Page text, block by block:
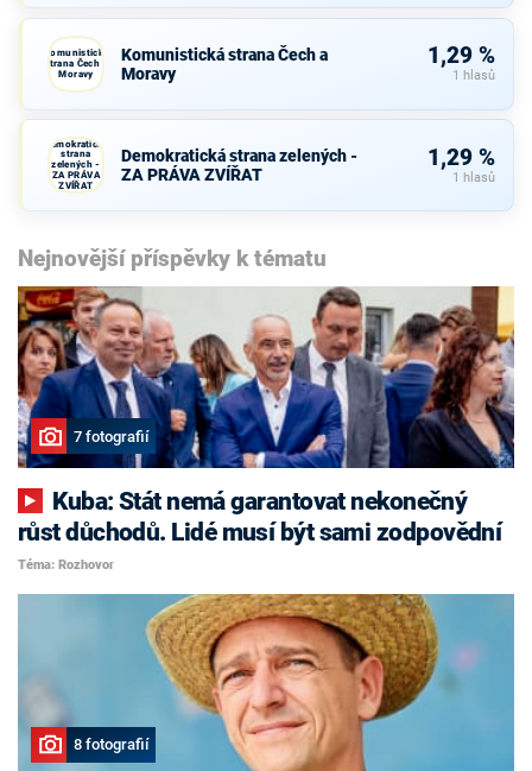
Komunistická
strana Čech a
Moravy
Komunistická strana Čech a
Moravy
1,29 %
1 hlasů
Demokratická
strana
zelených -
ZA PRÁVA
ZVÍŘAT
Demokratická strana zelených -
ZA PRÁVA ZVÍŘAT
1,29 %
1 hlasů
Nejnovější příspěvky k tématu
7 fotografií
růst důchodů. Lidé musí být sami zodpovědní
Téma: Rozhovor
8 fotografií